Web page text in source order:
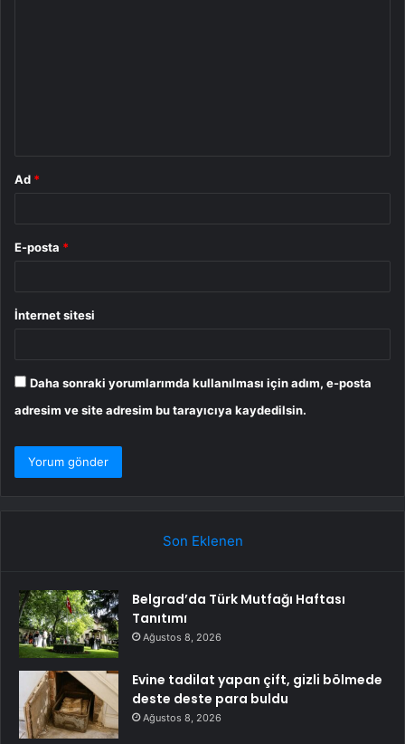
Ad *
E-posta *
İnternet sitesi
Daha sonraki yorumlarımda kullanılması için adım, e-posta
adresim ve site adresim bu tarayıcıya kaydedilsin.
Son Eklenen
Belgrad’da Türk Mutfağı Haftası
Tanıtımı
Ağustos 8, 2026
Evine tadilat yapan çift, gizli bölmede
deste deste para buldu
Ağustos 8, 2026